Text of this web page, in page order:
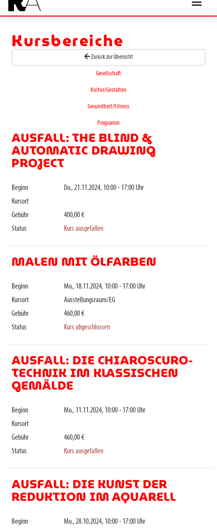
Kursbereiche
Zurück zur Übersicht
Gesellschaft
Kultur/Gestalten
Gesundheit/Fitness
Programm
AUSFALL: THE BLIND &
AUTOMATIC DRAWING
PROJECT
Beginn
Do., 21.11.2024, 10:00 - 17:00 Uhr
Kursort
Gebühr
400,00 €
Status
Kurs ausgefallen
MALEN MIT ÖLFARBEN
Beginn
Mo., 18.11.2024, 10:00 - 17:00 Uhr
Kursort
Ausstellungsraum/EG
Gebühr
460,00 €
Status
Kurs abgeschlossen
AUSFALL: DIE CHIAROSCURO-
TECHNIK IM KLASSISCHEN
GEMÄLDE
Beginn
Mo., 11.11.2024, 10:00 - 17:00 Uhr
Kursort
Gebühr
460,00 €
Status
Kurs ausgefallen
AUSFALL: DIE KUNST DER
REDUKTION IM AQUARELL
Beginn
Mo., 28.10.2024, 10:00 - 17:00 Uhr